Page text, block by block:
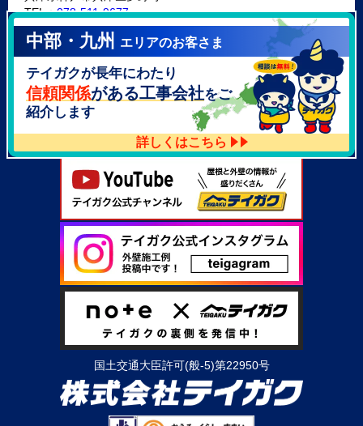
TEL：078-511-9677
テイガク泉北・泉南店
大阪府泉北郡忠岡町高月南3-14
TEL：072-521-2637
中部・九州 エリアのお客さま
テイガクが長年にわたり
信頼関係がある工事会社をご
紹介します
詳しくはこちら
国土交通大臣許可(般-5)第22950号